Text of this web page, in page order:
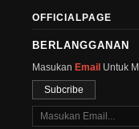
OFFICIALPAGE
BERLANGGANAN
Masukan Email Untuk
Subcribe